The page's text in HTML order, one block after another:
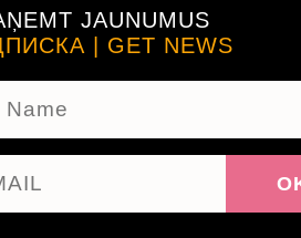
JAUNUMUS
| GET NEWS